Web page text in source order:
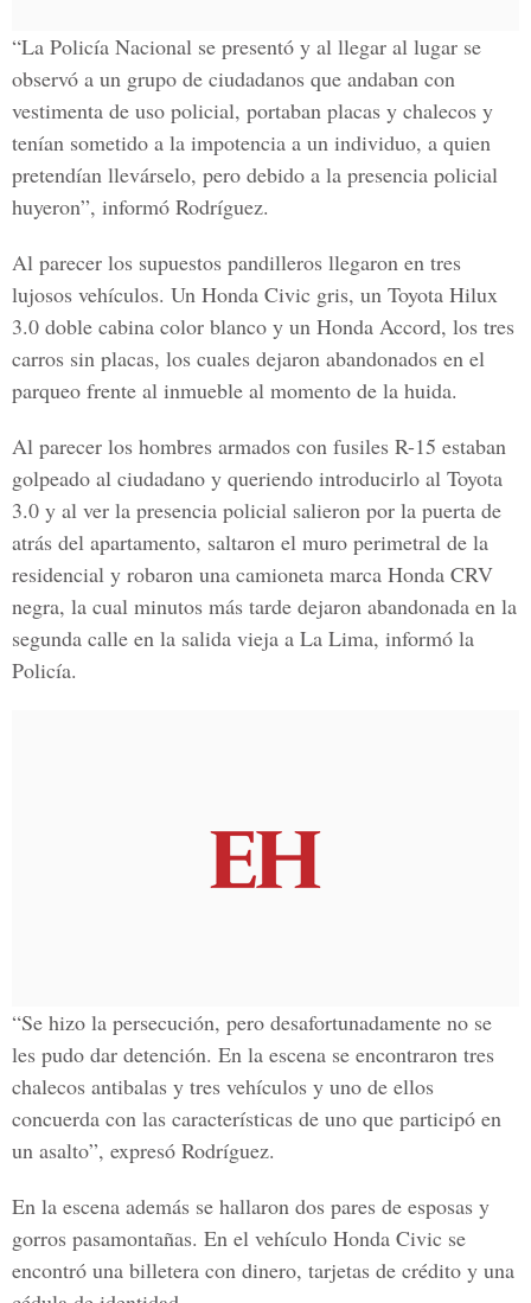
“La Policía Nacional se presentó y al llegar al lugar se
observó a un grupo de ciudadanos que andaban con
vestimenta de uso policial, portaban placas y chalecos y
tenían sometido a la impotencia a un individuo, a quien
pretendían llevárselo, pero debido a la presencia policial
huyeron”, informó Rodríguez.
Al parecer los supuestos pandilleros llegaron en tres
lujosos vehículos. Un Honda Civic gris, un Toyota Hilux
3.0 doble cabina color blanco y un Honda Accord, los tres
carros sin placas, los cuales dejaron abandonados en el
parqueo frente al inmueble al momento de la huida.
Al parecer los hombres armados con fusiles R-15 estaban
golpeado al ciudadano y queriendo introducirlo al Toyota
3.0 y al ver la presencia policial salieron por la puerta de
atrás del apartamento, saltaron el muro perimetral de la
residencial y robaron una camioneta marca Honda CRV
negra, la cual minutos más tarde dejaron abandonada en la
segunda calle en la salida vieja a La Lima, informó la
Policía.
“Se hizo la persecución, pero desafortunadamente no se
les pudo dar detención. En la escena se encontraron tres
chalecos antibalas y tres vehículos y uno de ellos
concuerda con las características de uno que participó en
un asalto”, expresó Rodríguez.
En la escena además se hallaron dos pares de esposas y
gorros pasamontañas. En el vehículo Honda Civic se
encontró una billetera con dinero, tarjetas de crédito y una